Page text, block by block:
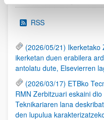
RSS
(2026/05/21) Ikerketako
ikerketan duen erabilera
antolatu dute, Elsevierren
(2026/03/17) ETBko
RMN Zerbitzuari eskaini
Teknikariaren lana
den lupulua